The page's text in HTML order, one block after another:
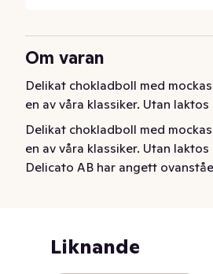
Om varan
Delikat chokladboll med
en av våra klassiker. Utan
Delikat chokladboll med
en av våra klassiker. Utan
Delicato AB har angett
Liknande